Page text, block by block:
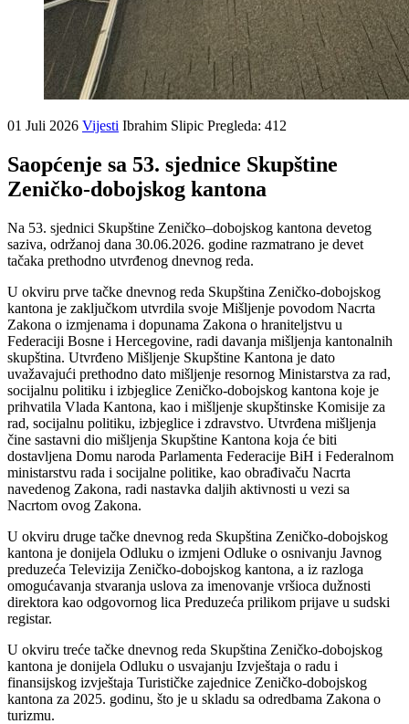
01 Juli 2026 Vijesti Ibrahim Slipic Pregleda: 412
Saopćenje sa 53. sjednice Skupštine
Zeničko-dobojskog kantona
Na 53. sjednici Skupštine Zeničko–dobojskog kantona devetog
saziva, održanoj dana 30.06.2026. godine razmatrano je devet
tačaka prethodno utvrđenog dnevnog reda.
U okviru prve tačke dnevnog reda Skupština Zeničko-dobojskog
kantona je zaključkom utvrdila svoje Mišljenje povodom Nacrta
Zakona o izmjenama i dopunama Zakona o hraniteljstvu u
Federaciji Bosne i Hercegovine, radi davanja mišljenja kantonalnih
skupština. Utvrđeno Mišljenje Skupštine Kantona je dato
uvažavajući prethodno dato mišljenje resornog Ministarstva za rad,
socijalnu politiku i izbjeglice Zeničko-dobojskog kantona koje je
prihvatila Vlada Kantona, kao i mišljenje skupštinske Komisije za
rad, socijalnu politiku, izbjeglice i zdravstvo. Utvrđena mišljenja
čine sastavni dio mišljenja Skupštine Kantona koja će biti
dostavljena Domu naroda Parlamenta Federacije BiH i Federalnom
ministarstvu rada i socijalne politike, kao obrađivaču Nacrta
navedenog Zakona, radi nastavka daljih aktivnosti u vezi sa
Nacrtom ovog Zakona.
U okviru druge tačke dnevnog reda Skupština Zeničko-dobojskog
kantona je donijela Odluku o izmjeni Odluke o osnivanju Javnog
preduzeća Televizija Zeničko-dobojskog kantona, a iz razloga
omogućavanja stvaranja uslova za imenovanje vršioca dužnosti
direktora kao odgovornog lica Preduzeća prilikom prijave u sudski
registar.
U okviru treće tačke dnevnog reda Skupština Zeničko-dobojskog
kantona je donijela Odluku o usvajanju Izvještaja o radu i
finansijskog izvještaja Turističke zajednice Zeničko-dobojskog
kantona za 2025. godinu, što je u skladu sa odredbama Zakona o
turizmu.